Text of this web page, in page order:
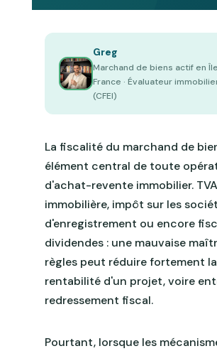
Greg
Marchand de biens actif en
France · Évaluateur
(CFEI)
La fiscalité du marchand de
élément central de toute
d'achat-revente immobilier. TVA
immobilière, impôt sur les
d'enregistrement ou encore
dividendes : une mauvaise
règles peut réduire fortement la
rentabilité d'un projet, voire
redressement fiscal.
Pourtant, lorsque les